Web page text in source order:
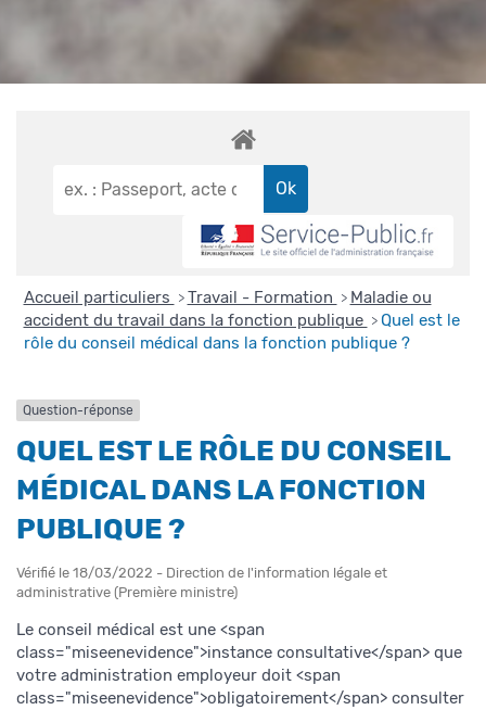
Accueil particuliers > Travail - Formation > Maladie ou
accident du travail dans la fonction publique > Quel est le
rôle du conseil médical dans la fonction publique ?
Question-réponse
QUEL EST LE RÔLE DU CONSEIL
MÉDICAL DANS LA FONCTION
PUBLIQUE ?
Vérifié le 18/03/2022 - Direction de l'information légale et
administrative (Première ministre)
Le conseil médical est une <span
class="miseenevidence">instance consultative</span> que
votre administration employeur doit <span
class="miseenevidence">obligatoirement</span> consulter